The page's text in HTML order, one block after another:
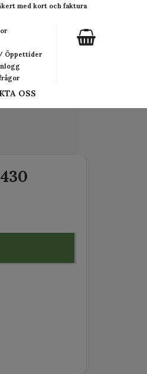
med kort och faktura
Öppettider
OSS